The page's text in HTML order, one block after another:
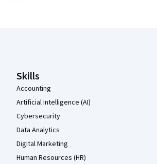
Skills
Accounting
Artificial Intelligence (AI)
Cybersecurity
Data Analytics
Digital Marketing
Human Resources (HR)